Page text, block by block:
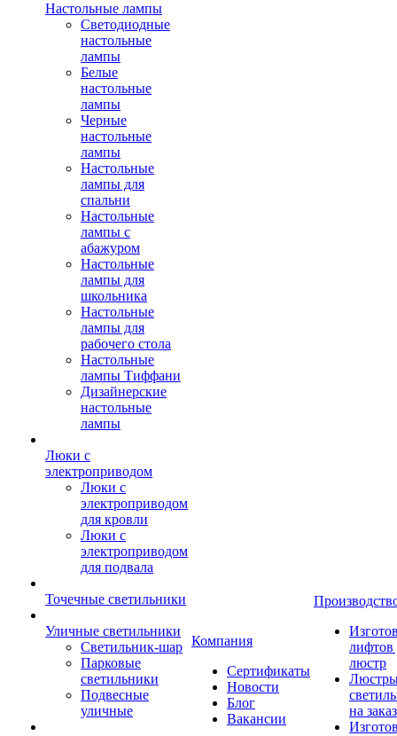
Настольные лампы
Светодиодные
настольные
лампы
Белые
настольные
лампы
Черные
настольные
лампы
Настольные
лампы для
спальни
Настольные
лампы с
абажуром
Настольные
лампы для
школьника
Настольные
лампы для
рабочего стола
Настольные
лампы Тиффани
Дизайнерские
настольные
лампы
Люки с
электроприводом
Люки с
электроприводом
для кровли
Люки с
электроприводом
для подвала
Точечные светильники
Уличные светильники
Светильник-шар
Парковые
светильники
Подвесные
уличные
Компания
Сертификаты
Новости
Блог
Вакансии
лифтов
люстр
на заказ